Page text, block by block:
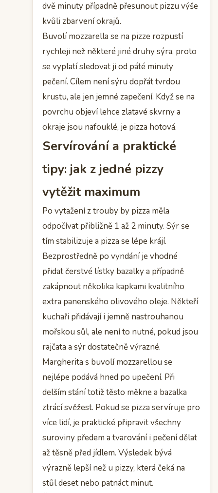
dvě minuty případně přesunout pizzu výše
kvůli zbarvení okrajů.
Buvolí mozzarella se na pizze rozpustí
rychleji než některé jiné druhy sýra, proto
se vyplatí sledovat ji od páté minuty
pečení. Cílem není sýru dopřát tvrdou
krustu, ale jen jemné zapečení. Když se na
povrchu objeví lehce zlatavé skvrny a
okraje jsou nafouklé, je pizza hotová.
Servírování a praktické
tipy: jak z jedné pizzy
vytěžit maximum
Po vytažení z trouby by pizza měla
odpočívat přibližně 1 až 2 minuty. Sýr se
tím stabilizuje a pizza se lépe krájí.
Bezprostředně po vyndání je vhodné
přidat čerstvé lístky bazalky a případně
zakápnout několika kapkami kvalitního
extra panenského olivového oleje. Někteří
kuchaři přidávají i jemně nastrouhanou
mořskou sůl, ale není to nutné, pokud jsou
rajčata a sýr dostatečně výrazné.
Margherita s buvolí mozzarellou se
nejlépe podává hned po upečení. Při
delším stání totiž těsto měkne a bazalka
ztrácí svěžest. Pokud se pizza servíruje pro
více lidí, je praktické připravit všechny
suroviny předem a tvarování i pečení dělat
až těsně před jídlem. Výsledek bývá
výrazně lepší než u pizzy, která čeká na
stůl deset nebo patnáct minut.